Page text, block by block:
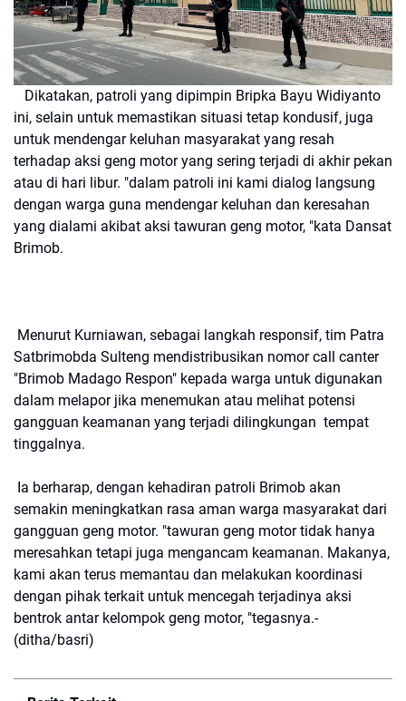
Dikatakan, patroli yang dipimpin Bripka Bayu Widiyanto
ini, selain untuk memastikan situasi tetap kondusif, juga
untuk mendengar keluhan masyarakat yang resah
terhadap aksi geng motor yang sering terjadi di akhir pekan
atau di hari libur. "dalam patroli ini kami dialog langsung
dengan warga guna mendengar keluhan dan keresahan
yang dialami akibat aksi tawuran geng motor, "kata Dansat
Brimob.
Menurut Kurniawan, sebagai langkah responsif, tim Patra
Satbrimobda Sulteng mendistribusikan nomor call canter
"Brimob Madago Respon" kepada warga untuk digunakan
dalam melapor jika menemukan atau melihat potensi
gangguan keamanan yang terjadi dilingkungan tempat
tinggalnya.
Ia berharap, dengan kehadiran patroli Brimob akan
semakin meningkatkan rasa aman warga masyarakat dari
gangguan geng motor. "tawuran geng motor tidak hanya
meresahkan tetapi juga mengancam keamanan. Makanya,
kami akan terus memantau dan melakukan koordinasi
dengan pihak terkait untuk mencegah terjadinya aksi
bentrok antar kelompok geng motor, "tegasnya.-
(ditha/basri)